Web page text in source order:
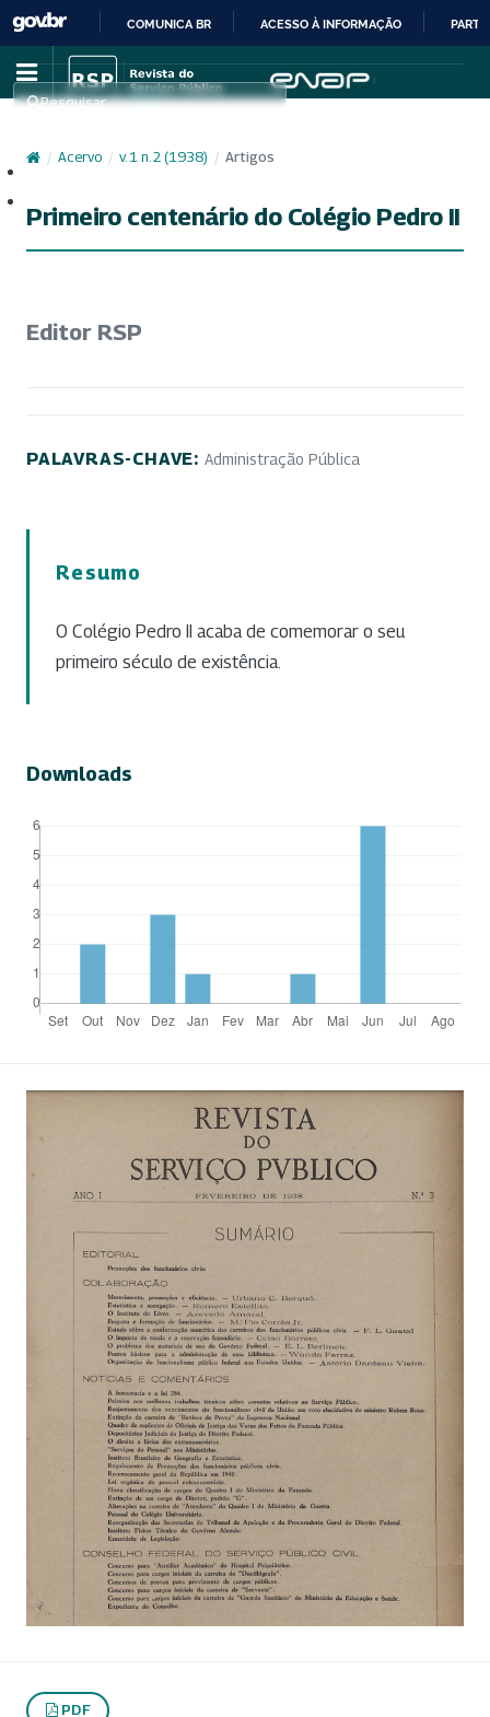
IR
PARA
CONTEÚDO
COMUNICA BR ACESSO À INFORMAÇÃO
Pesquisar
/ Acervo / v. 1 n. 2 (1938) / Artigos
Primeiro centenário do Colégio Pedro II
Editor RSP
PALAVRAS-CHAVE: Administração Pública
Resumo
O Colégio Pedro II acaba de comemorar o seu
primeiro século de existência.
Downloads
PDF